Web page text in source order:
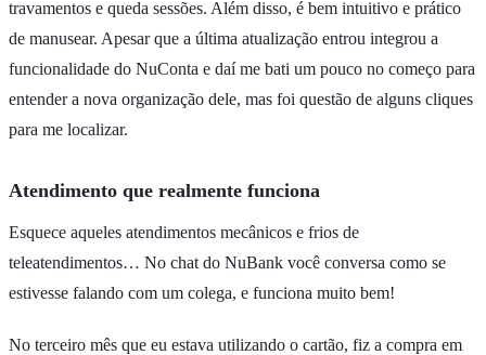
travamentos e queda sessões. Além disso, é bem intuitivo e prático
de manusear. Apesar que a última atualização entrou integrou a
funcionalidade do NuConta e daí me bati um pouco no começo para
entender a nova organização dele, mas foi questão de alguns cliques
para me localizar.
Atendimento que realmente funciona
Esquece aqueles atendimentos mecânicos e frios de
teleatendimentos… No chat do NuBank você conversa como se
estivesse falando com um colega, e funciona muito bem!
No terceiro mês que eu estava utilizando o cartão, fiz a compra em